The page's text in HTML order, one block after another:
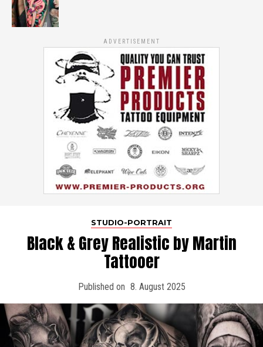
ADVERTISEMENT
STUDIO-PORTRAIT
Black & Grey Realistic by Martin
Tattooer
Published on 8. August 2025